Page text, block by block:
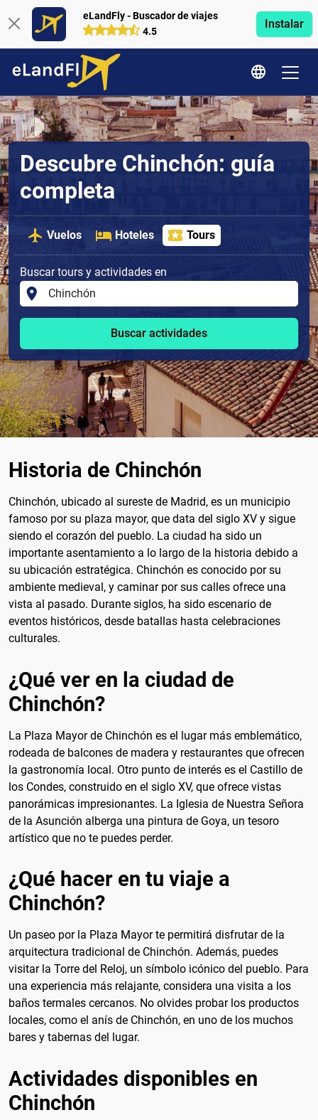
eLandFly - Buscador de viajes
4.5
Instalar
Descubre Chinchón: guía
completa
Vuelos Hoteles Tours
Buscar tours y actividades en
Buscar actividades
Historia de Chinchón
Chinchón, ubicado al sureste de Madrid, es un municipio
famoso por su plaza mayor, que data del siglo XV y sigue
siendo el corazón del pueblo. La ciudad ha sido un
importante asentamiento a lo largo de la historia debido a
su ubicación estratégica. Chinchón es conocido por su
ambiente medieval, y caminar por sus calles ofrece una
vista al pasado. Durante siglos, ha sido escenario de
eventos históricos, desde batallas hasta celebraciones
culturales.
¿Qué ver en la ciudad de
Chinchón?
La Plaza Mayor de Chinchón es el lugar más emblemático,
rodeada de balcones de madera y restaurantes que ofrecen
la gastronomía local. Otro punto de interés es el Castillo de
los Condes, construido en el siglo XV, que ofrece vistas
panorámicas impresionantes. La Iglesia de Nuestra Señora
de la Asunción alberga una pintura de Goya, un tesoro
artístico que no te puedes perder.
¿Qué hacer en tu viaje a
Chinchón?
Un paseo por la Plaza Mayor te permitirá disfrutar de la
arquitectura tradicional de Chinchón. Además, puedes
visitar la Torre del Reloj, un símbolo icónico del pueblo. Para
una experiencia más relajante, considera una visita a los
baños termales cercanos. No olvides probar los productos
locales, como el anís de Chinchón, en uno de los muchos
bares y tabernas del lugar.
Actividades disponibles en
Chinchón